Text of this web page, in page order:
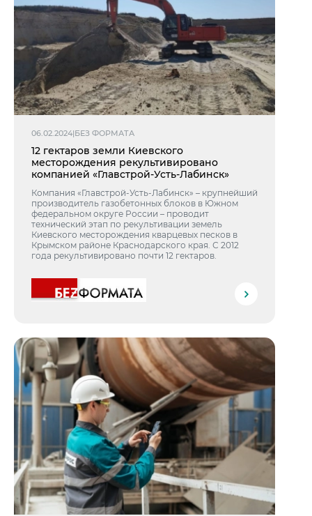
06.02.2024|БЕЗ ФОРМАТА
12 гектаров земли Киевского
месторождения рекультивировано
компанией «Главстрой-Усть-Лабинск»
Компания «Главстрой-Усть-Лабинск» – крупнейший
производитель газобетонных блоков в Южном
федеральном округе России – проводит
технический этап по рекультивации земель
Киевского месторождения кварцевых песков в
Крымском районе Краснодарского края. С 2012
года рекультивировано почти 12 гектаров.